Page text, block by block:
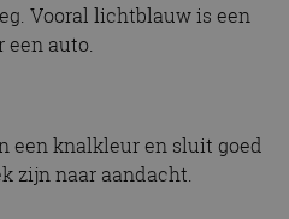
Vooral lichtblauw is een
een auto.
een knalkleur en sluit goed
zijn naar aandacht.